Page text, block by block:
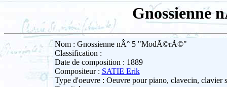
Gnossienne
Nom : Gnossienne nÂ° 5 "ModÃ©rÃ©"
Classification :
Date de composition : 1889
Compositeur : SATIE Erik
Type d'oeuvre : Oeuvre pour piano, clavecin, clavier